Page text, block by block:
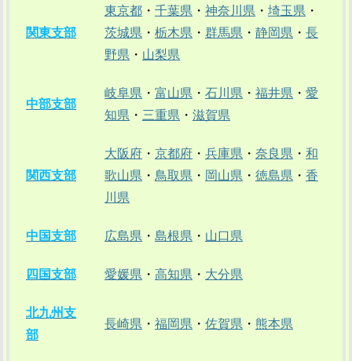
関東支部
東京都 ・ 千葉県 ・ 神奈川県 ・ 埼玉県 ・
茨城県 ・ 栃木県 ・ 群馬県 ・ 静岡県 ・ 長
野県 ・ 山梨県
中部支部
岐阜県 ・ 富山県 ・ 石川県 ・ 福井県 ・ 愛
知県 ・ 三重県 ・ 滋賀県
関西支部
大阪府 ・ 京都府 ・ 兵庫県 ・ 奈良県 ・ 和
歌山県 ・ 鳥取県 ・ 岡山県 ・ 徳島県 ・ 香
川県
中国支部 広島県 ・ 島根県 ・ 山口県
四国支部 愛媛県 ・ 高知県 ・ 大分県
北九州支
部
長崎県 ・ 福岡県 ・ 佐賀県 ・ 熊本県